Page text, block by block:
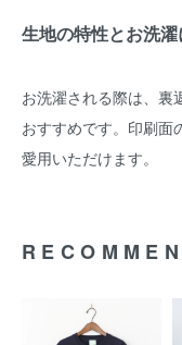
生地の特性とお洗
お洗濯される際は、裏
おすすめです。印刷面
愛用いただけます。